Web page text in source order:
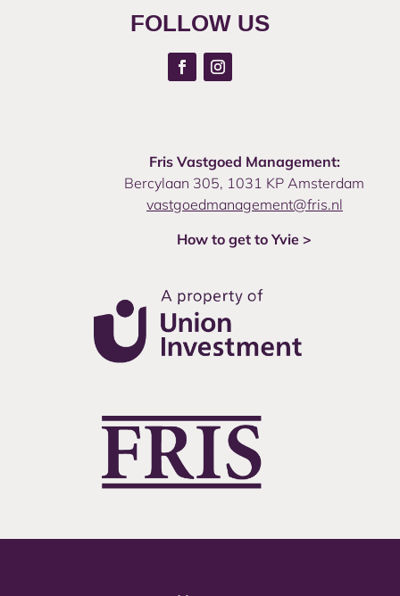
FOLLOW US
Fris Vastgoed Management:
Bercylaan 305, 1031 KP Amsterdam
vastgoedmanagement@fris.nl
How to get to Yvie >